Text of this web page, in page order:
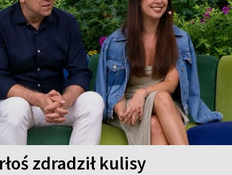
zdradził kulisy